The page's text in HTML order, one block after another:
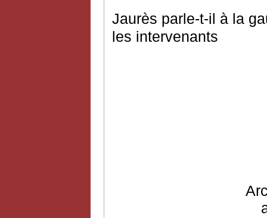
Jaurès parle-t-il à la
les intervenants